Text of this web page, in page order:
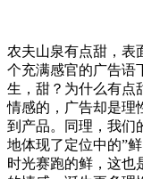
农夫山泉有点甜，表
个充满感官的广告语
生，甜？为什么有点
情感的，广告却是理
到产品。同理，我们
地体现了定位中的”
时光赛跑的鲜，这也